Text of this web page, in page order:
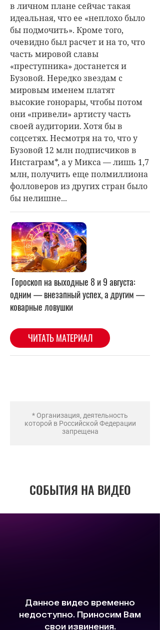
в личном плане сейчас такая
идеальная, что ее «неплохо было
бы подмочить». Кроме того,
очевидно был расчет и на то, что
часть мировой славы
«преступника» достанется и
Бузовой. Нередко звездам с
мировым именем платят
высокие гонорары, чтобы потом
они «привели» артисту часть
своей аудитории. Хотя бы в
соцсетях. Несмотря на то, что у
Бузовой 12 млн подписчиков в
Инстаграм*, а у Микса — лишь 1,7
млн, получить еще полмиллиона
фолловеров из других стран было
бы нелишне...
* Организация, деятельность
которой в Российской Федерации
запрещена
СОБЫТИЯ НА ВИДЕО